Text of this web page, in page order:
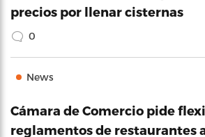
precios por llenar cisternas
0
News
Cámara de Comercio pide
reglamentos de restaurantes